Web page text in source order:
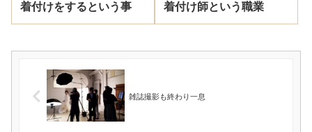
着付けをするという事 着付け師という職業
雑誌撮影も終わり一息